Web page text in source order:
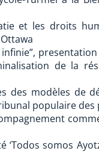
et les droits
de la
des modèles de
populaire
somos